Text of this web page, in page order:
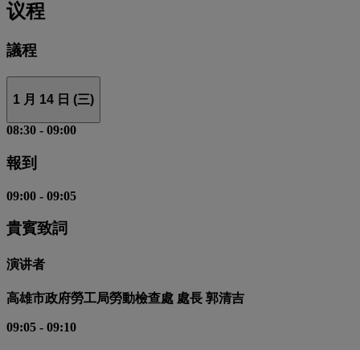
议程
議程
1 月 14 日 (三)
08:30 - 09:00
報到
09:00 - 09:05
貴賓致詞
演讲者
高雄市政府勞工局勞動檢查處 處長 郭清吉
09:05 - 09:10